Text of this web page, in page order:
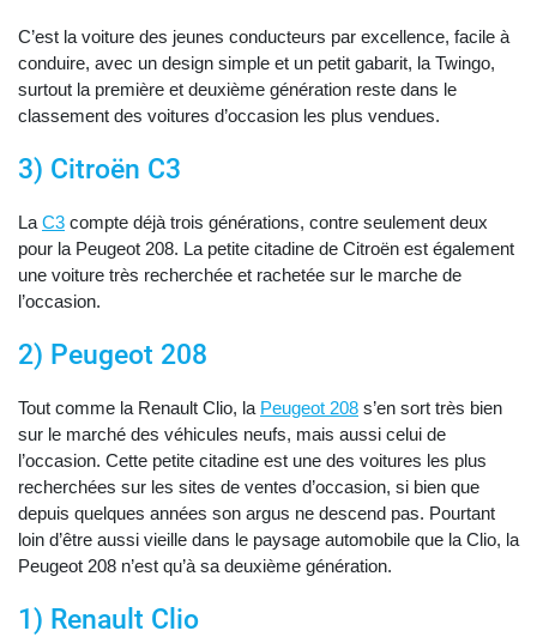
C’est la voiture des jeunes conducteurs par excellence, facile à
conduire, avec un design simple et un petit gabarit, la Twingo,
surtout la première et deuxième génération reste dans le
classement des voitures d’occasion les plus vendues.
3) Citroën C3
La C3 compte déjà trois générations, contre seulement deux
pour la Peugeot 208. La petite citadine de Citroën est également
une voiture très recherchée et rachetée sur le marche de
l’occasion.
2) Peugeot 208
Tout comme la Renault Clio, la Peugeot 208 s’en sort très bien
sur le marché des véhicules neufs, mais aussi celui de
l’occasion. Cette petite citadine est une des voitures les plus
recherchées sur les sites de ventes d’occasion, si bien que
depuis quelques années son argus ne descend pas. Pourtant
loin d’être aussi vieille dans le paysage automobile que la Clio, la
Peugeot 208 n’est qu’à sa deuxième génération.
1) Renault Clio